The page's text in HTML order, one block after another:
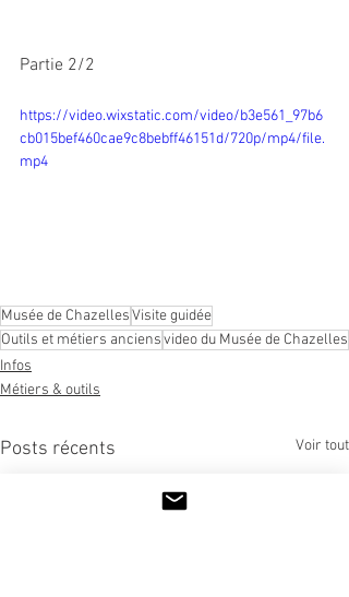
Partie 2/2
https://video.wixstatic.com/video/b3e561_97b6
cb015bef460cae9c8bebff46151d/720p/mp4/file.
mp4
Musée de ChazellesVisite guidée
Outils et métiers anciensvideo du Musée de Chazelles
Infos
Métiers & outils
Posts récents Voir tout